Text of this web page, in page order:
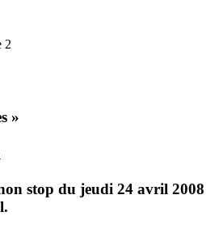
»
stop du jeudi 24 avril 2008